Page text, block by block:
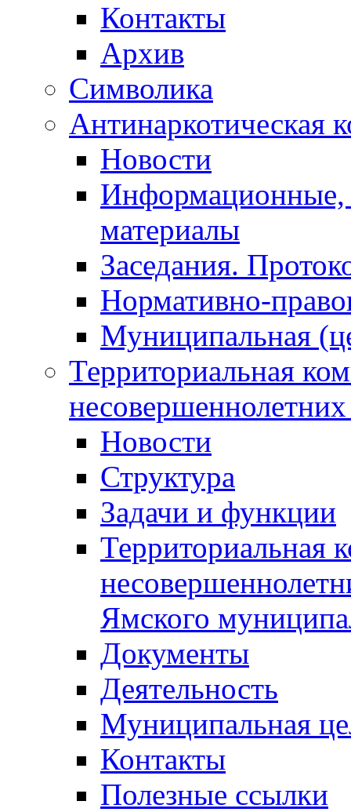
Контакты
Архив
Символика
Антинаркотическая
Новости
Информационные,
материалы
Заседания.
Нормативно-
Муниципальная
Территориальная
Новости
Структура
Задачи и функции
Территориальная
Ямского
Документы
Деятельность
Муниципальная
Контакты
Полезные ссылки